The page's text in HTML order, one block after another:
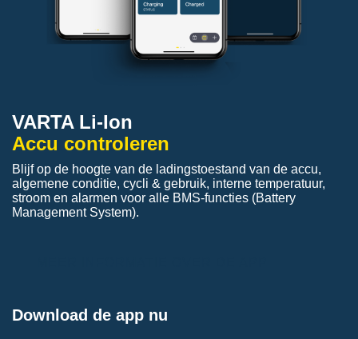
VARTA Li-Ion
Accu controleren
Blijf op de hoogte van de ladingstoestand van de accu,
algemene conditie, cycli & gebruik, interne temperatuur,
stroom en alarmen voor alle BMS-functies (Battery
Management System).
Download de app nu